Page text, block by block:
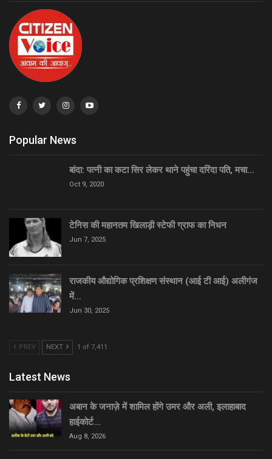
Popular News
बांदा: पत्नी का कटा सिर लेकर थाने पहुंचा दरिंदा पति, मचा…
Oct 9, 2020
टेनिस की महानतम खिलाड़ी स्टेफी ग्राफ का निधन
Jun 7, 2025
राजकीय औद्योगिक प्रशिक्षण संस्थान (आई टी आई) अलीगंज
में…
Jun 30, 2025
PREV NEXT 1 of 7,411
Latest News
अबान के जनाज़े में शामिल होंगे उमर और अली, इलाहाबाद
हाईकोर्ट…
Aug 8, 2026